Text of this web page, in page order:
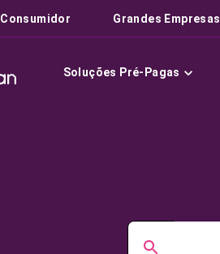
Consumidor Grandes Empresas
Soluções Pré-Pagas